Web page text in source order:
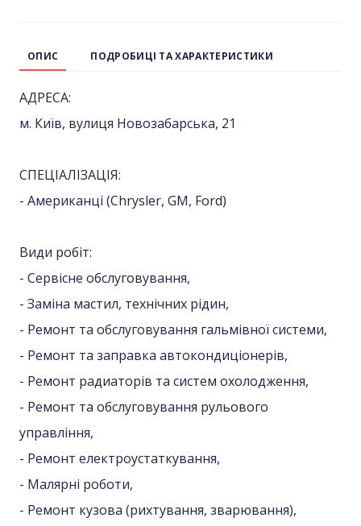
ОПИС ПОДРОБИЦІ ТА ХАРАКТЕРИСТИКИ
АДРЕСА:
м. Київ, вулиця Новозабарська, 21
СПЕЦІАЛІЗАЦІЯ:
- Американці (Сhrysler, GM, Ford)
Види робіт:
- Сервісне обслуговування,
- Заміна мастил, технічних рідин,
- Ремонт та обслуговування гальмівної системи,
- Ремонт та заправка автокондиціонерів,
- Ремонт радиаторів та систем охолодження,
- Ремонт та обслуговування рульового
управління,
- Ремонт електроустаткування,
- Малярні роботи,
- Ремонт кузова (рихтування, зварювання),